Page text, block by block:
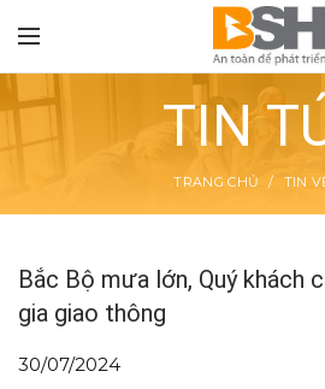
TIN
TRANG CHỦ TIN
Bắc Bộ mưa lớn, Quý khách
gia giao thông
30/07/2024